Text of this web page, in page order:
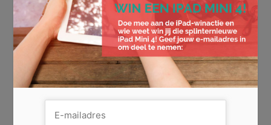
abonnement
Wist je dat je veel geld kan besparen met een sim only
abonnement? We kunnen ons namelijk heel goed
voorstellen …Lees Meer
,kpn , mobiel abonnement